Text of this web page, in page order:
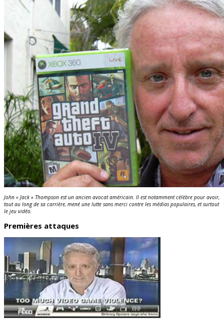
John « Jack » Thompson est un ancien avocat américain. Il est notamment célèbre pour avoir,
tout au long de sa carrière, mené une lutte sans merci contre les médias populaires, et surtout
le jeu vidéo.
Premières attaques